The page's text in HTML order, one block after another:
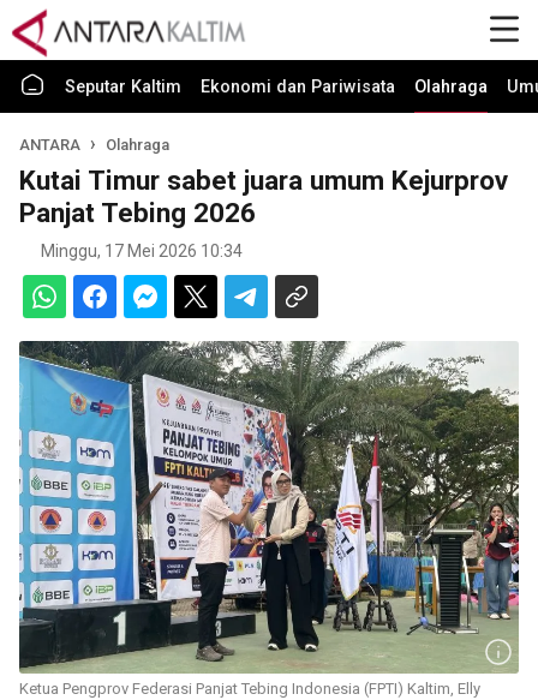
Seputar Kaltim Ekonomi dan Pariwisata Olahraga
ANTARA Olahraga
Kutai Timur sabet juara umum Kejurprov
Panjat Tebing 2026
Minggu, 17 Mei 2026 10:34
Ketua Pengprov Federasi Panjat Tebing Indonesia (FPTI) Kaltim, Elly